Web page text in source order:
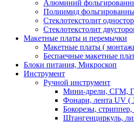
Алюминий
Полиимид
Стеклотекстолит
Стеклотекстолит
Макетные платы и перемычки
Макетные платы (
Беспаечные макетные
Блоки питания, Микроскоп
Инструмент
Ручной инструмент
Мини-дрели, СГМ,
Фонари, лента UV (
Бокорезы,
Штангенциркуль,